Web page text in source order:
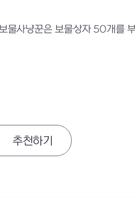
사냥꾼은 보물상자 50개를
추천하기